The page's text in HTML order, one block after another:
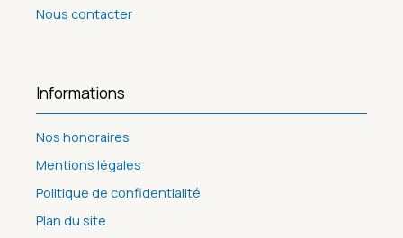
Nous contacter
Informations
Nos honoraires
Mentions légales
Politique de confidentialité
Plan du site